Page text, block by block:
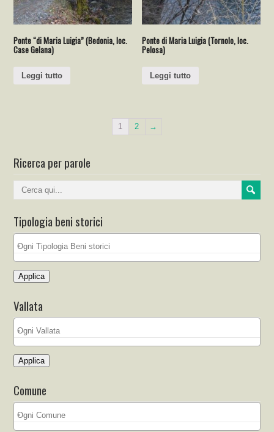
Ponte “di Maria Luigia” (Bedonia, loc.
Case Gelana)
Leggi tutto
Ponte di Maria Luigia (Tornolo, loc.
Pelosa)
Leggi tutto
1 2 →
Ricerca per parole
Tipologia beni storici
Applica
Vallata
Applica
Comune